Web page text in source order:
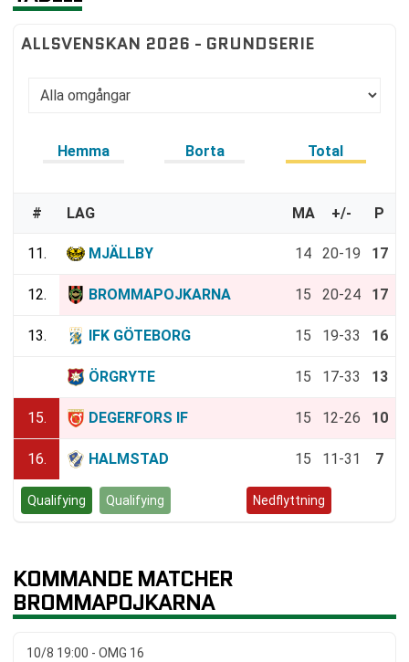
ALLSVENSKAN 2026 - GRUNDSERIE
Hemma Borta Total
# LAG MA +/- P
11. MJÄLLBY 14 20-19 17
12. BROMMAPOJKARNA 15 20-24 17
13. IFK GÖTEBORG 15 19-33 16
ÖRGRYTE 15 17-33 13
15. DEGERFORS IF 15 12-26 10
16. HALMSTAD 15 11-31 7
Qualifying Qualifying Nedflyttning
KOMMANDE MATCHER
BROMMAPOJKARNA
10/8 19:00 - OMG 16